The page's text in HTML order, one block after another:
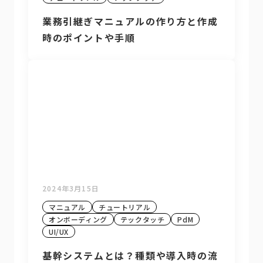
業務引継ぎマニュアルの作り方と作成
時のポイントや手順
2024年3月15日
マニュアル
チュートリアル
オンボーディング
テックタッチ
PdM
UI/UX
基幹システムとは？種類や導入時の流